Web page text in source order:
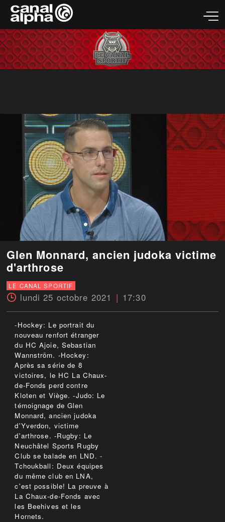
Glen Monnard, ancien judoka victime
d'arthrose
LE CANAL SPORTIF
lundi 25 octobre 2021 17:30
-Hockey: Le portrait du
nouveau renfort étranger
du HC Ajoie, Sebastian
Wannström. -Hockey:
Après sa série de 8
victoires, le HC La Chaux-
de-Fonds perd contre
Kloten et Viège. -Judo: Le
témoignage de Glen
Monnard, ancien judoka
d'Yverdon, victime
d'arthrose. -Rugby: Le
Neuchâtel Sports Rugby
Club se balade en LND. -
Tchoukball: Deux équipes
du même club en LNA,
c'est possible! La preuve à
La Chaux-de-Fonds avec
les Beehives et les
Hornets.